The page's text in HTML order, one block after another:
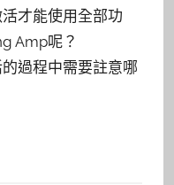
才能使用全部功
Amp呢？
過程中需要註意哪